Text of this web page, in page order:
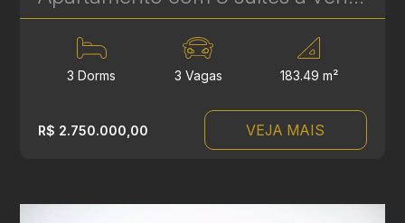
3 Dorms 3 Vagas 183.49 m²
R$ 2.750.000,00 VEJA MAIS